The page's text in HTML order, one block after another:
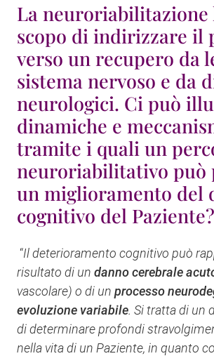
La neuroriabilitazione
scopo di indirizzare il
verso un recupero da
sistema nervoso e da
neurologici. Ci può
dinamiche e
tramite i quali un
neuroriabilitativo può
un miglioramento del
cognitivo del Paziente?
“Il deterioramento cognitivo può
risultato di un danno cerebrale
vascolare) o di un processo
evoluzione variabile. Si tratta di un
di determinare profondi
nella vita di un Paziente, in quanto